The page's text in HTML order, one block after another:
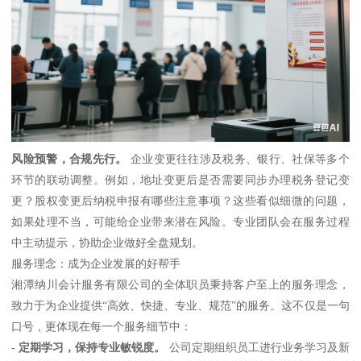
风险预警，合规先行。
企业变更往往涉及税务、银行、社保等多个
环节的联动调整。例如，地址变更后是否需要同步办理税务登记变
更？股权变更后纳税申报有哪些注意事项？这些看似细微的问题，
如果处理不当，可能给企业带来潜在风险。专业团队会在服务过程
中主动提示，协助企业做好全盘规划。
服务理念：成为企业发展的好帮手
湘潭纳川会计服务有限公司的全体职员秉持客户至上的服务理念，
致力于为企业提供“高效、快捷、专业、规范”的服务。这不仅是一句
口号，更体现在每一个服务细节中：
- 定期学习，保持专业敏锐度。
公司定期组织员工进行业务学习及新